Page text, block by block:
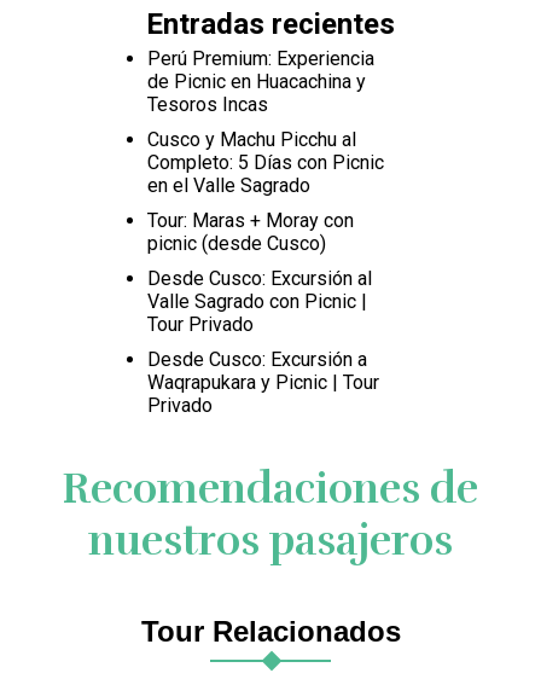
Entradas recientes
Perú Premium: Experiencia
de Picnic en Huacachina y
Tesoros Incas
Cusco y Machu Picchu al
Completo: 5 Días con Picnic
en el Valle Sagrado
Tour: Maras + Moray con
picnic (desde Cusco)
Desde Cusco: Excursión al
Valle Sagrado con Picnic |
Tour Privado
Desde Cusco: Excursión a
Waqrapukara y Picnic | Tour
Privado
Recomendaciones de
nuestros pasajeros
Tour Relacionados